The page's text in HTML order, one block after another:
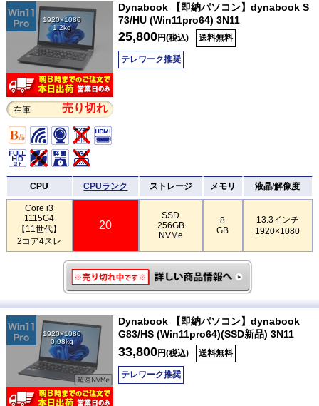
1920×1080
1.2kg
在庫 売り切れ
Dynabook 【即納パソコン】dynabook S
73/HU (Win11pro64) 3N11
25,800円(税込) 送料無料
テレワーク推奨
CPU CPUランク ストレージ メモリ 液晶/解像度
Core i3
1115G4
【11世代】
2コア4スレ
20
SSD
256GB
NVMe
8
GB
13.3インチ
1920×1080
1920×1080
0.98kg
Dynabook 【即納パソコン】dynabook
G83/HS (Win11pro64)(SSD新品) 3N11
33,800円(税込) 送料無料
テレワーク推奨